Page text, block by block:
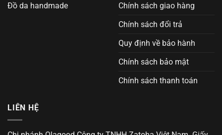
Đồ da handmade
Chính sách giao hàng
Chính sách đổi trả
Quy định về bảo hành
Chính sách bảo mật
Chính sách thanh toán
LIÊN HỆ